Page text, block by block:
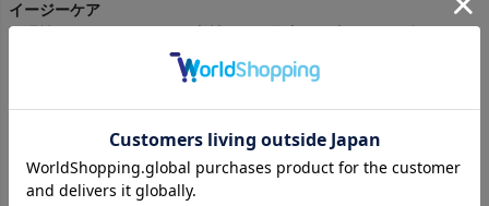
イージーケア
吸湿性のあるポリエステル素材で夏に最適で、洗っても風合いやシ
ワにならないので、とっても楽チン！
静電気も起きづらく、汚れが付いても拭けば取れるので実用的なパ
【ドクターパンツ ここがイイポイント！③】
キーループが付いている
ゴムが入ったイージーパンツには普通付いていないのですが、